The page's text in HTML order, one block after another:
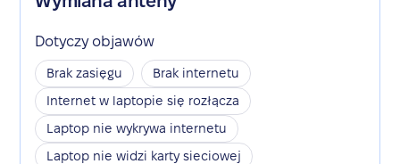
Dotyczy objawów
Brak zasięgu
Brak internetu
Internet w laptopie się rozłącza
Laptop nie wykrywa internetu
Laptop nie widzi karty sieciowej